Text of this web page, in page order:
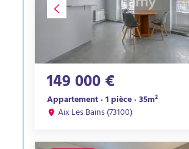
149 000 €
Appartement · 1 pièce · 35m²
Aix Les Bains (73100)